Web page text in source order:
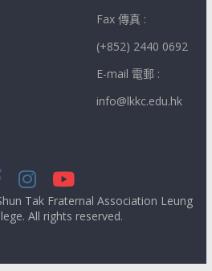
Fax 傳真 :
(+852) 2440 0692
E-mail 電郵 :
info@lkkc.edu.hk
Tak Fraternal Association Leung
All rights reserved.